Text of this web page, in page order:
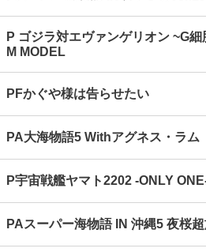
P ゴジラ対エヴァンゲリオン ~G
M MODEL
PFかぐや様は告らせたい
PA大海物語5 Withアグネス・ラム
P宇宙戦艦ヤマト2202 ‐ONLY
PAスーパー海物語 IN 沖縄5 夜桜